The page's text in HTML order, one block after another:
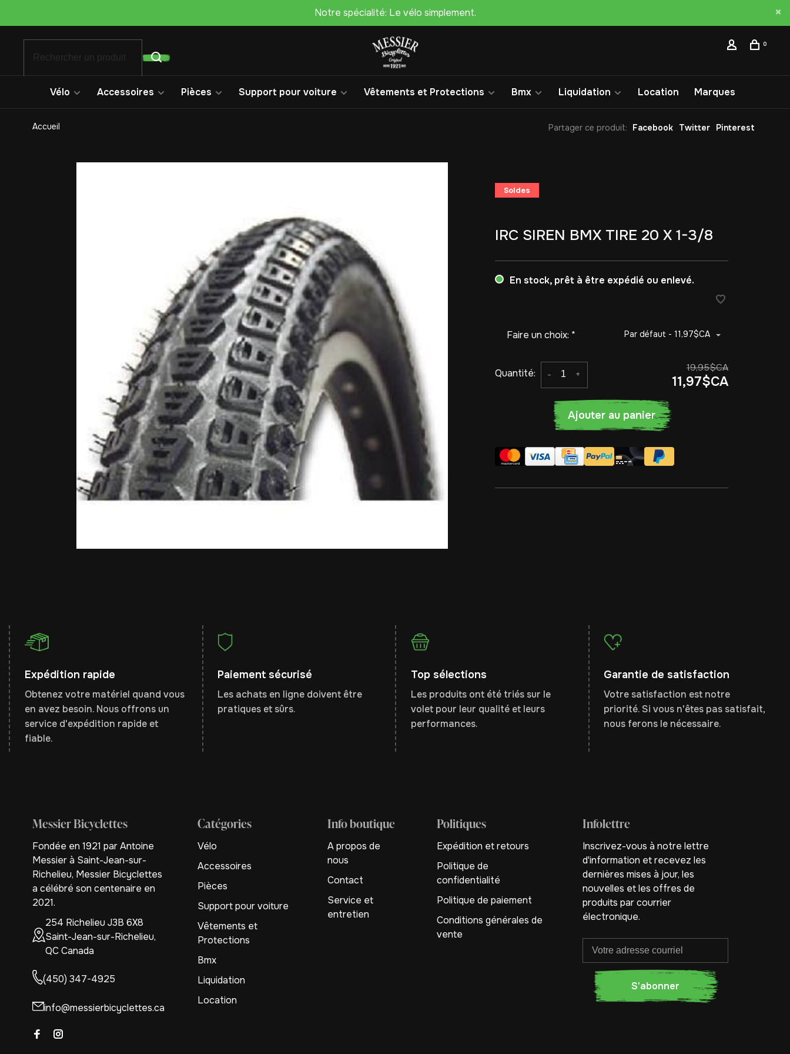
Notre spécialité: Le vélo simplement.
0
Vélo Accessoires Pièces Support pour voiture Vêtements et Protections Bmx Liquidation Location Marques
Accueil Partager ce produit: Facebook Twitter Pinterest
Soldes
IRC SIREN BMX TIRE 20 X 1-3/8
En stock, prêt à être expédié ou enlevé.
Faire un choix: * Par défaut - 11,97$CA
Quantité: +
-
19,95$CA
11,97$CA
Ajouter au panier
Expédition rapide
Obtenez votre matériel quand vous
en avez besoin. Nous offrons un
service d'expédition rapide et
fiable.
Paiement sécurisé
Les achats en ligne doivent être
pratiques et sûrs.
Top sélections
Les produits ont été triés sur le
volet pour leur qualité et leurs
performances.
Garantie de satisfaction
Votre satisfaction est notre
priorité. Si vous n'êtes pas satisfait,
nous ferons le nécessaire.
Messier Bicyclettes
Fondée en 1921 par Antoine
Messier à Saint-Jean-sur-
Richelieu, Messier Bicyclettes
a célébré son centenaire en
2021.
254 Richelieu J3B 6X8
Saint-Jean-sur-Richelieu,
QC Canada
(450) 347-4925
info@messierbicyclettes.ca
Catégories
Vélo
Accessoires
Pièces
Support pour voiture
Vêtements et
Protections
Bmx
Liquidation
Location
Info boutique
A propos de
nous
Contact
Service et
entretien
Politiques
Expédition et retours
Politique de
confidentialité
Politique de paiement
Conditions générales de
vente
Infolettre
Inscrivez-vous à notre lettre
d'information et recevez les
dernières mises à jour, les
nouvelles et les offres de
produits par courrier
électronique.
S'abonner